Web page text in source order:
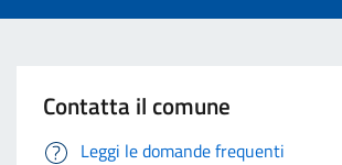
Contatta il comune
Leggi le domande frequenti